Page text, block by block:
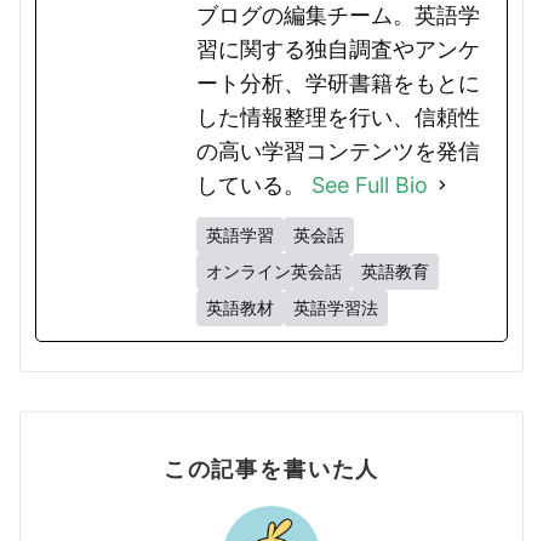
ブログの編集チーム。英語学
習に関する独自調査やアンケ
ート分析、学研書籍をもとに
した情報整理を行い、信頼性
の高い学習コンテンツを発信
している。 See Full Bio
英語学習
英会話
オンライン英会話
英語教育
英語教材
英語学習法
この記事を書いた人